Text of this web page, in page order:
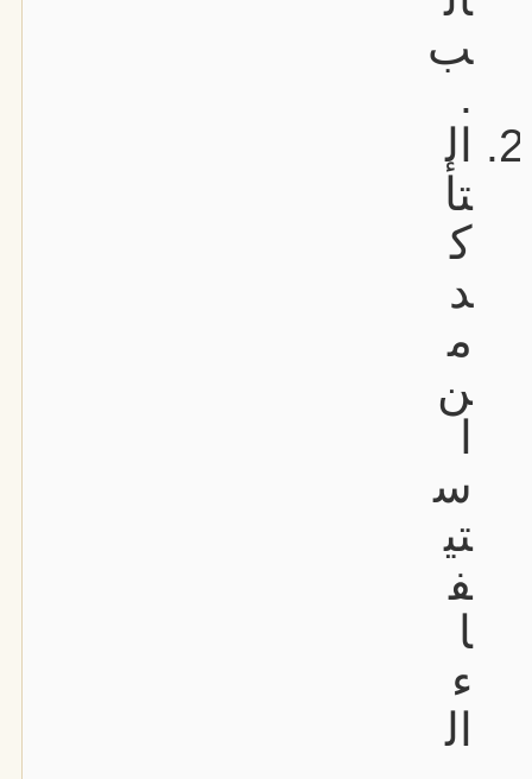
ب
.
ال
تأ
ك
د
م
ن
ا
س
تي
ف
ا
ء
ال